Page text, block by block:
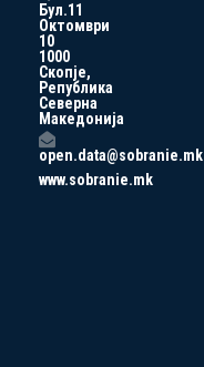
Бул.11
Октомври
10
1000
Скопје,
Република
Северна
Македонија
open.data@sobranie.mk
www.sobranie.mk